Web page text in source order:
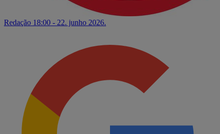
Redação 18:00 - 22. junho 2026.